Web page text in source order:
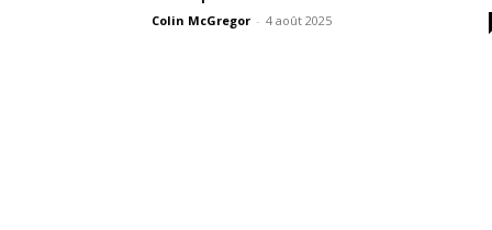
Colin McGregor - 4 août 2025